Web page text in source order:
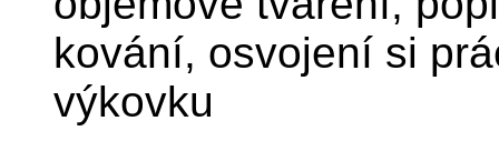
kování, osvojení si
výkovku